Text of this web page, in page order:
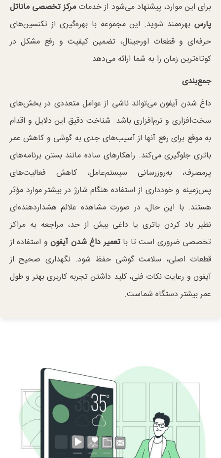
برای این موارد، پیشنهاد می‌شود از خدمات مرکز تخصصی ماناتل
پارس بهره‌مند شوید. این مجموعه با بهره‌گیری از تکنسین‌های
حرفه‌ای و قطعات اورجینال، تضمین کیفیت و رفع مشکل در
کوتاه‌ترین زمان را به شما ارائه می‌دهد.
جمع‌بندی
داغ شدن آیفون می‌تواند ناشی از عوامل متعددی در بخش‌های
سخت‌افزاری و نرم‌افزاری باشد. شناخت دقیق این دلایل و اقدام
به موقع برای رفع آنها از آسیب‌های جدی به گوشی و کاهش عمر
باتری جلوگیری می‌کند. راهکارهای ساده مانند بستن برنامه‌های
پرمصرف، به‌روزرسانی سیستم‌عامل، کاهش فعالیت‌های
پس‌زمینه و خودداری از استفاده هنگام شارژ در بیشتر موارد مؤثر
هستند. با این حال، در صورت مشاهده علائم هشداردهنده‌ای
نظیر باد کردن باتری یا داغی بیش از حد، مراجعه به مراکز
تخصصی ضروری است تا باتعمیر داغ شدن آیفونو استفاده از
قطعات اصلی، سلامت گوشی حفظ شود. نگهداری صحیح از
آیفون و رعایت نکات فنی، کلید داشتن تجربه کاربری بهتر و طول
عمر بیشتر دستگاه شماست.